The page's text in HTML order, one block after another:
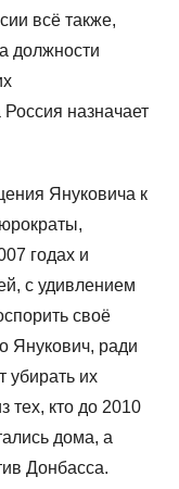
всё также,
должности
назначает
Януковича к
годах и
с удивлением
своё
Янукович, ради
убирать их
тех, кто до 2010
дома, а
Донбасса.